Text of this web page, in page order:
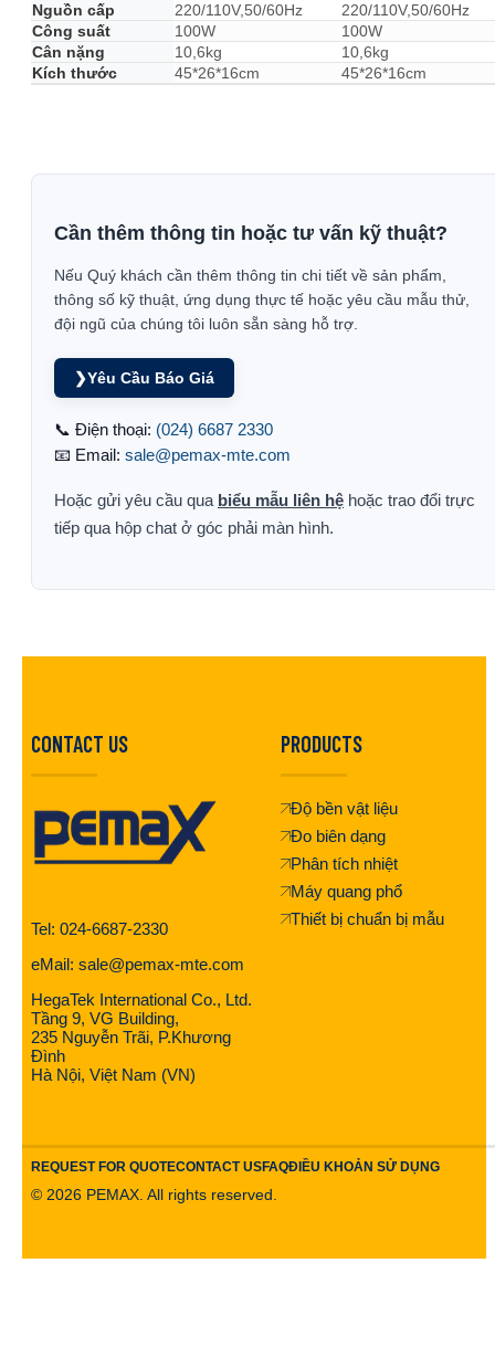
Nguồn cấp
220/110V,50/60Hz
220/110V,50/60Hz
Công suất
100W
100W
Cân nặng
10,6kg
10,6kg
Kích thước
45*26*16cm 45*26*16cm
Cần thêm thông tin hoặc tư vấn kỹ thuật?
Nếu Quý khách cần thêm thông tin chi tiết về sản phẩm,
thông số kỹ thuật, ứng dụng thực tế hoặc yêu cầu mẫu thử,
đội ngũ của chúng tôi luôn sẵn sàng hỗ trợ.
❯Yêu Cầu Báo Giá
📞 Điện thoại: (024) 6687 2330
📧 Email: sale@pemax-mte.com
Hoặc gửi yêu cầu qua biểu mẫu liên hệ hoặc trao đổi trực
tiếp qua hộp chat ở góc phải màn hình.
CONTACT US
Tel: 024-6687-2330
eMail: sale@pemax-mte.com
HegaTek International Co., Ltd.
Tầng 9, VG Building,
235 Nguyễn Trãi, P.Khương
Đình
Hà Nội, Việt Nam (VN)
PRODUCTS
Độ bền vật liệu
Đo biên dạng
Phân tích nhiệt
Máy quang phổ
Thiết bị chuẩn bị mẫu
REQUEST FOR QUOTECONTACT USFAQĐIỀU KHOẢN SỬ DỤNG
© 2026 PEMAX. All rights reserved.